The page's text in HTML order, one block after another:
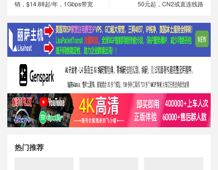
销，$14.88起/年，1Gbps带宽
50元起，CN2或直连线路
热门推荐